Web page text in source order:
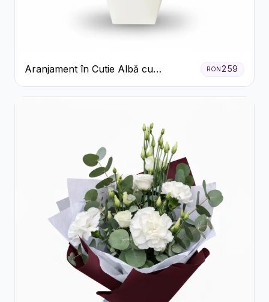
Aranjament în Cutie Albă cu
Trandafiri Roșii și Lisianthus
RON259